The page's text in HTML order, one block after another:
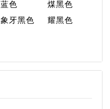
蓝色
煤黑色
象牙黑色
耀黑色